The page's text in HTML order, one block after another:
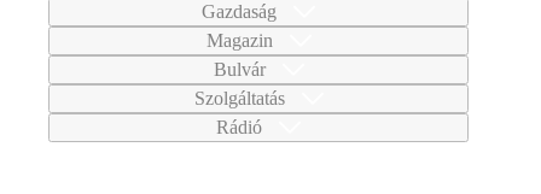
Gazdaság
Magazin
Bulvár
Szolgáltatás
Rádió